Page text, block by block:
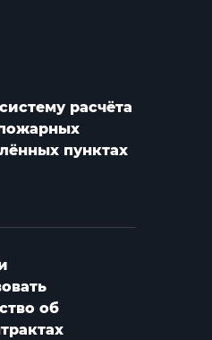
расчёта
пунктах
об